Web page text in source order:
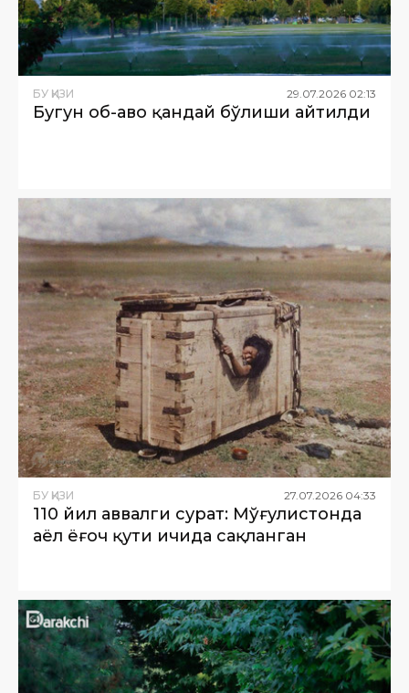
БУ ҚИЗИҚ 29 07 2026 02:13
Бугун об-ҳаво қандай бўлиши айтилди
БУ ҚИЗИҚ 27 07 2026 04:33
110 йил аввалги сурат: Мўғулистонда
аёл ёғоч қути ичида сақланган